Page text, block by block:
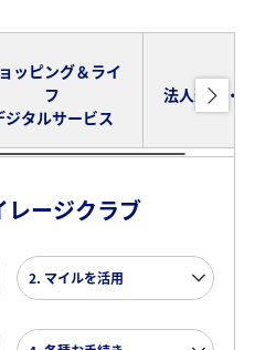
ッピング＆ライ
フ
ジタルサービス
法人契約・
レージクラブ
2. マイルを活用